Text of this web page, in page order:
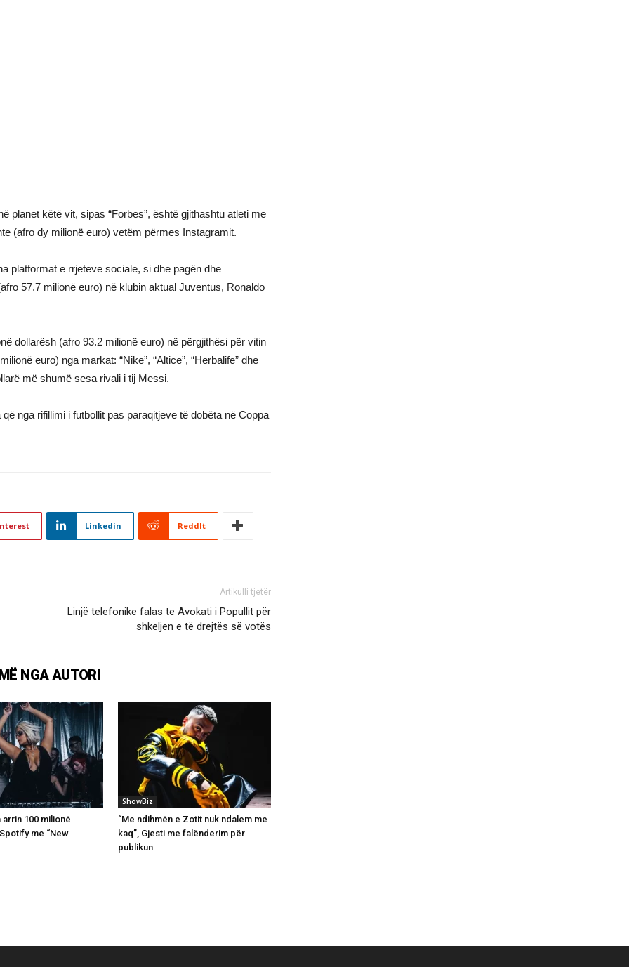
planet këtë vit, sipas “Forbes”, është gjithashtu atleti me
(afro dy milionë euro) vetëm përmes Instagramit.
platformat e rrjeteve sociale, si dhe pagën dhe
57.7 milionë euro) në klubin aktual Juventus, Ronaldo
dollarësh (afro 93.2 milionë euro) në përgjithësi për vitin
euro) nga markat: “Nike”, “Altice”, “Herbalife” dhe
më shumë sesa rivali i tij Messi.
nga rifillimi i futbollit pas paraqitjeve të dobëta në Coppa
Linkedin ReddIt
Artikulli tjetër
Linjë telefonike falas te Avokati i Popullit për
shkeljen e të drejtës së votës
NGA AUTORI
arrin 100 milionë
me “New
ShowBiz
“Me ndihmën e Zotit nuk ndalem me
kaq”, Gjesti me falënderim për
publikun